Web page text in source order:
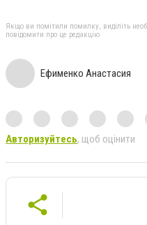
Якщо ви помітили помилку, виділіть
повідомити про це редакцію
Ефименко Анастасия
Авторизуйтесь, щоб оцінити